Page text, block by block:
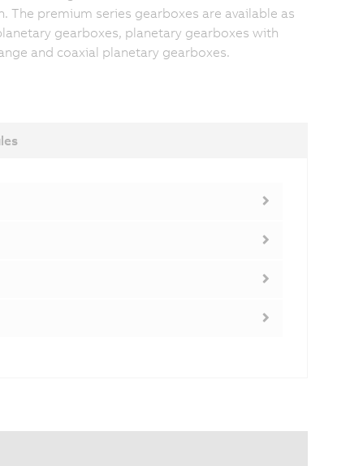
The premium series gearboxes are available as
gearboxes, planetary gearboxes with
and coaxial planetary gearboxes.